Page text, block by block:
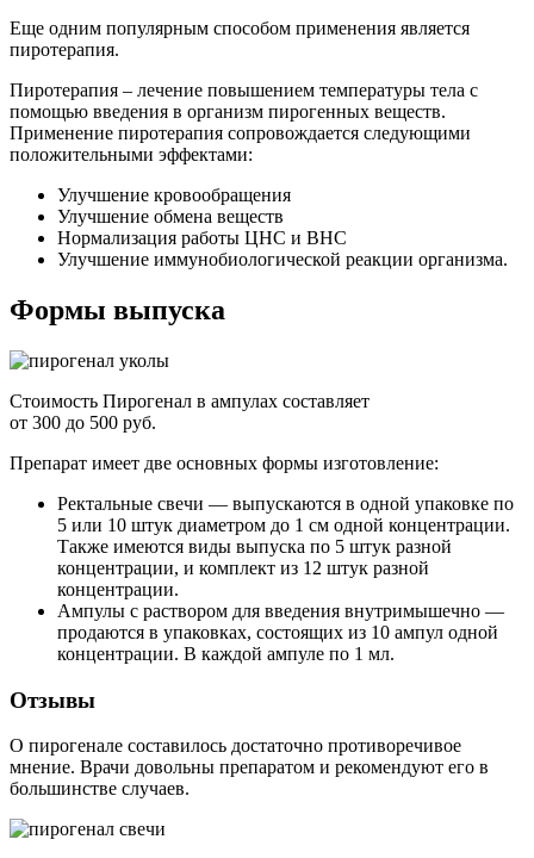
Еще одним популярным способом применения является
пиротерапия.
Пиротерапия – лечение повышением температуры тела с
помощью введения в организм пирогенных веществ.
Применение пиротерапия сопровождается следующими
положительными эффектами:
Улучшение кровообращения
Улучшение обмена веществ
Нормализация работы ЦНС и ВНС
Улучшение иммунобиологической реакции организма.
Формы выпуска
Стоимость Пирогенал в ампулах составляет
от 300 до 500 руб.
Препарат имеет две основных формы изготовление:
Ректальные свечи — выпускаются в одной упаковке по
5 или 10 штук диаметром до 1 см одной концентрации.
Также имеются виды выпуска по 5 штук разной
концентрации, и комплект из 12 штук разной
концентрации.
Ампулы с раствором для введения внутримышечно —
продаются в упаковках, состоящих из 10 ампул одной
концентрации. В каждой ампуле по 1 мл.
Отзывы
О пирогенале составилось достаточно противоречивое
мнение. Врачи довольны препаратом и рекомендуют его в
большинстве случаев.